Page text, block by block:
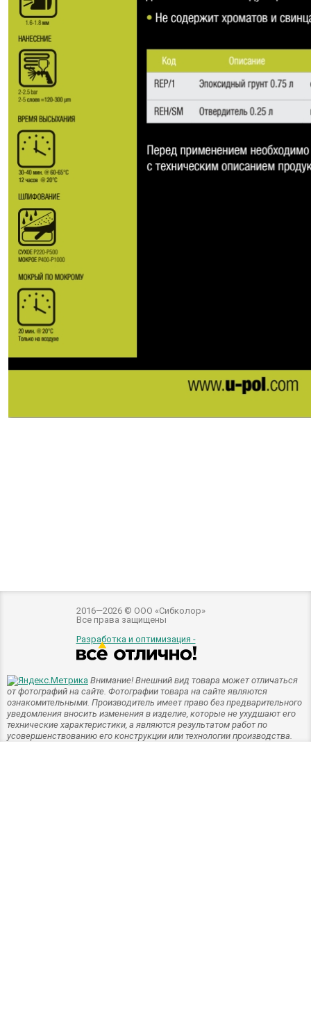
2016—2026 © ООО «Сибколор»
Все права защищены
Разработка и оптимизация -
Внимание! Внешний вид товара может отличаться
от фотографий на сайте. Фотографии товара на сайте являются
ознакомительными. Производитель имеет право без предварительного
уведомления вносить изменения в изделие, которые не ухудшают его
технические характеристики, а являются результатом работ по
усовершенствованию его конструкции или технологии производства.